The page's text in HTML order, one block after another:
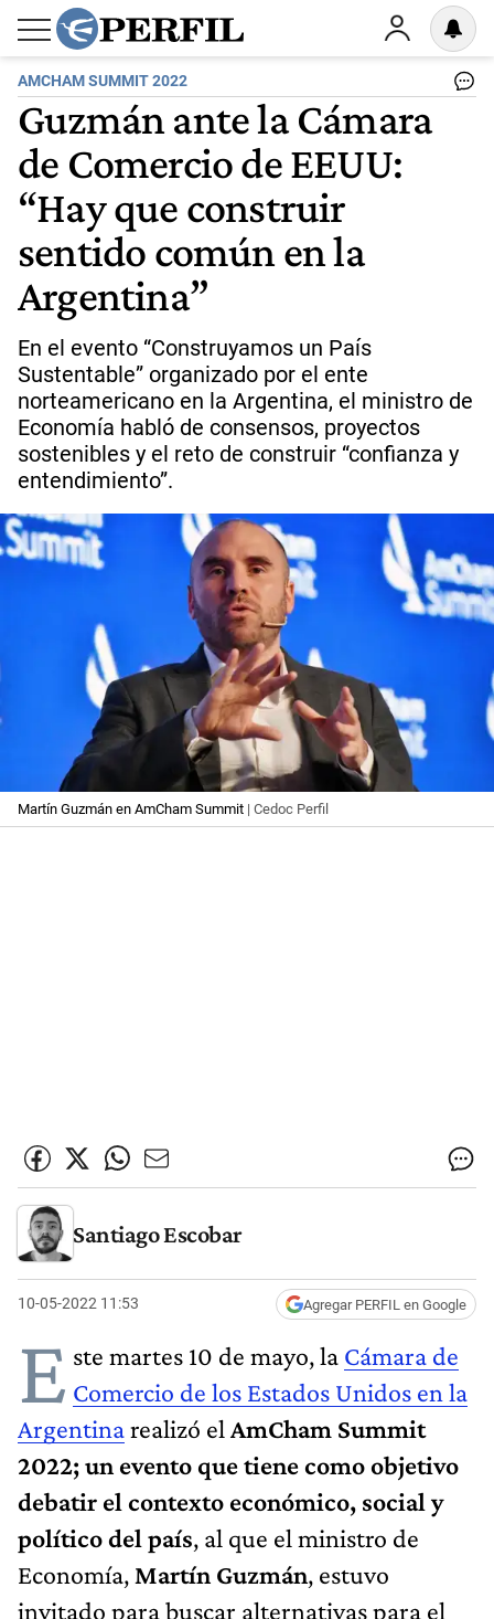
AMCHAM SUMMIT 2022
Guzmán ante la Cámara
de Comercio de EEUU:
“Hay que construir
sentido común en la
Argentina”
En el evento “Construyamos un País
Sustentable” organizado por el ente
norteamericano en la Argentina, el ministro de
Economía habló de consensos, proyectos
sostenibles y el reto de construir “confianza y
entendimiento”.
Martín Guzmán en AmCham Summit | Cedoc Perfil
Santiago Escobar
10-05-2022 11:53 Agregar PERFIL en Google
E ste martes 10 de mayo, la Cámara de
Comercio de los Estados Unidos en la
Argentinarealizó el AmCham Summit
2022;un evento que tiene como objetivo
debatir el contexto económico, social y
político del país, al que el ministro de
Economía, Martín Guzmán, estuvo
invitado para buscar alternativas para el